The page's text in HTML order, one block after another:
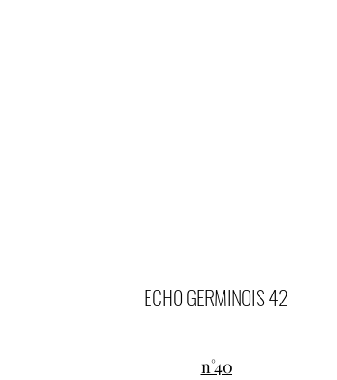
ECHO GERMINOIS 42
n°40